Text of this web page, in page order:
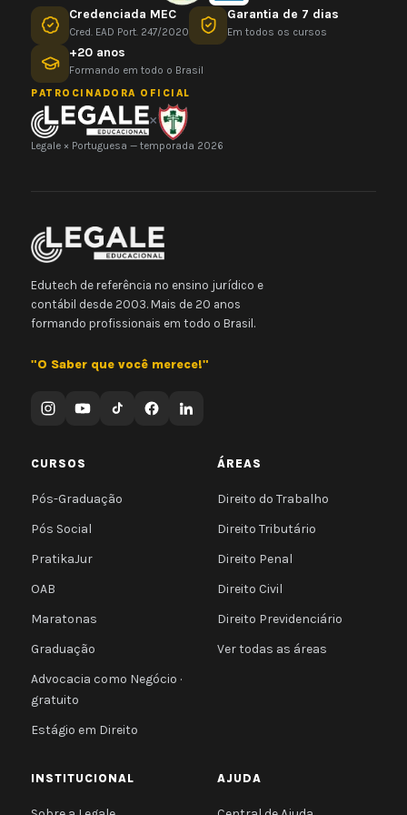
Credenciada MEC
Cred. EAD Port. 247/2020
Garantia de 7 dias
Em todos os cursos
+20 anos
Formando em todo o Brasil
PATROCINADORA OFICIAL
×
Legale × Portuguesa — temporada 2026
Edutech de referência no ensino jurídico e
contábil desde 2003. Mais de 20 anos
formando profissionais em todo o Brasil.
"O Saber que você merece!"
CURSOS
Pós-Graduação
Pós Social
PratikaJur
OAB
Maratonas
Graduação
Advocacia como Negócio ·
gratuito
Estágio em Direito
ÁREAS
Direito do Trabalho
Direito Tributário
Direito Penal
Direito Civil
Direito Previdenciário
Ver todas as áreas
INSTITUCIONAL AJUDA